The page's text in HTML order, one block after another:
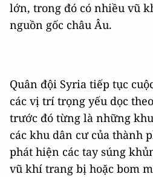
lớn, trong đó có nhiều vũ
nguồn gốc châu Âu.
Quân đội Syria tiếp tục
các vị trí trọng yếu dọc
trước đó từng là những
các khu dân cư của thành
phát hiện các tay súng
vũ khí trang bị hoặc bom